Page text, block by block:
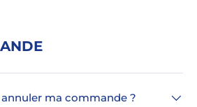
ma commande ?